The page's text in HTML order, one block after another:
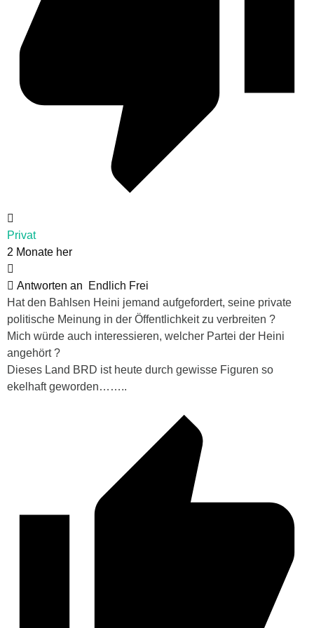
Privat
2 Monate her
Antworten an
Endlich Frei
Hat den Bahlsen Heini jemand aufgefordert, seine private
politische Meinung in der Öffentlichkeit zu verbreiten ?
Mich würde auch interessieren, welcher Partei der Heini
angehört ?
Dieses Land BRD ist heute durch gewisse Figuren so
ekelhaft geworden……..